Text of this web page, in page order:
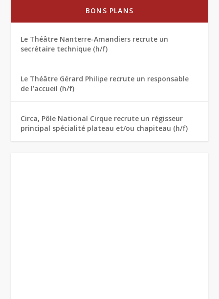
BONS PLANS
Le Théâtre Nanterre-Amandiers recrute un
secrétaire technique (h/f)
Le Théâtre Gérard Philipe recrute un responsable
de l’accueil (h/f)
Circa, Pôle National Cirque recrute un régisseur
principal spécialité plateau et/ou chapiteau (h/f)